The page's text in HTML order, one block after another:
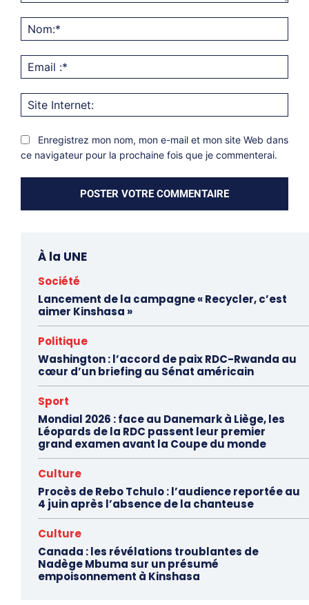
:*
Enregistrez mon nom, mon e-mail et mon site Web dans
ce navigateur pour la prochaine fois que je commenterai.
À la UNE
Société
Lancement de la campagne « Recycler, c’est
aimer Kinshasa »
Politique
Washington : l’accord de paix RDC-Rwanda au
cœur d’un briefing au Sénat américain
Sport
Mondial 2026 : face au Danemark à Liège, les
Léopards de la RDC passent leur premier
grand examen avant la Coupe du monde
Culture
Procès de Rebo Tchulo : l’audience reportée au
4 juin après l’absence de la chanteuse
Culture
Canada : les révélations troublantes de
Nadège Mbuma sur un présumé
empoisonnement à Kinshasa